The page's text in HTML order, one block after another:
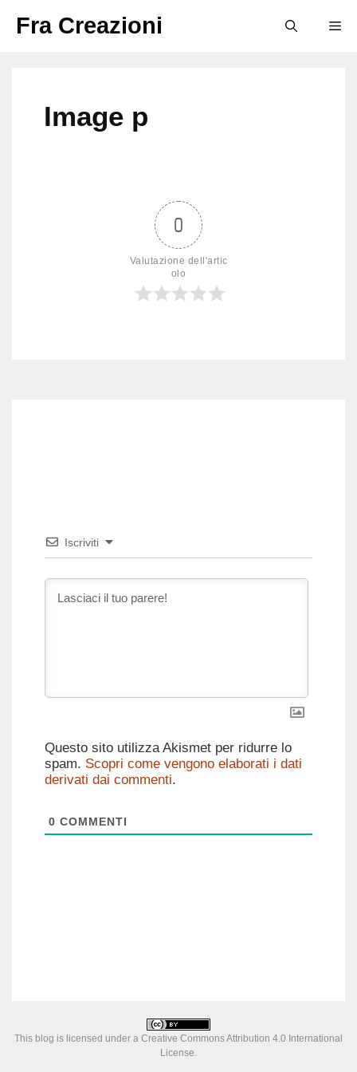
Fra Creazioni
Image p
0
Valutazione dell'artic
olo
Iscriviti
Questo sito utilizza Akismet per ridurre lo
spam. Scopri come vengono elaborati i dati
derivati dai commenti.
0 COMMENTI
This blog is licensed under a Creative Commons Attribution 4.0 International
License.